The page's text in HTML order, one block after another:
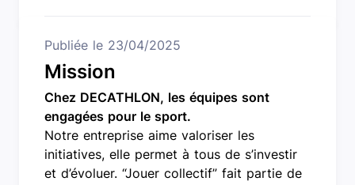
Publiée le 23/04/2025
Mission
Chez DECATHLON, les équipes sont
engagées pour le sport.
Notre entreprise aime valoriser les
initiatives, elle permet à tous de s’investir
et d’évoluer. “Jouer collectif” fait partie de